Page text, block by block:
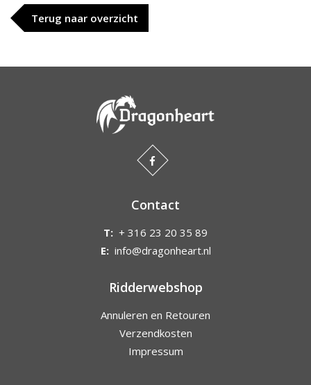
Terug naar overzicht
Contact
T: + 316 23 20 35 89
E: info@dragonheart.nl
Ridderwebshop
Annuleren en Retouren
Verzendkosten
Impressum